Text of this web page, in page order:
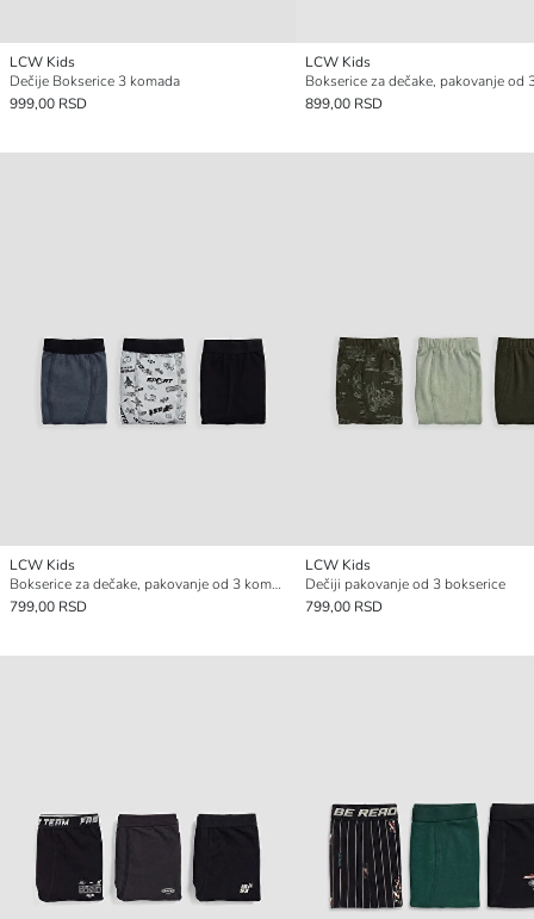
LCW Kids
Dečije Bokserice 3 komada
999,00 RSD
LCW Kids
899,00 RSD
LCW Kids
Bokserice za dečake, pakovanje od 3 komada
799,00 RSD
LCW Kids
Dečiji pakovanje od 3 bokserice
799,00 RSD